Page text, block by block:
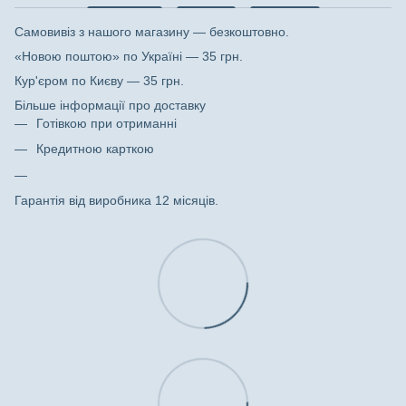
Самовивіз з нашого магазину — безкоштовно.
«Новою поштою» по Україні — 35 грн.
Кур'єром по Києву — 35 грн.
Більше інформації про доставку
Готівкою при отриманні
Кредитною карткою
Гарантія від виробника 12 місяців.